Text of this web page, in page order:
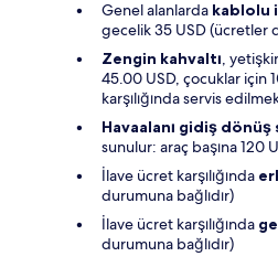
Genel alanlarda kablolu
gecelik 35 USD (ücretler
Zengin kahvaltı,
45.00 USD, çocuklar için
karşılığında servis
Havaalanı gidiş dönüş
sunulur: araç başına 120
İlave ücret karşılığında
durumuna bağlıdır)
İlave ücret karşılığında
durumuna bağlıdır)